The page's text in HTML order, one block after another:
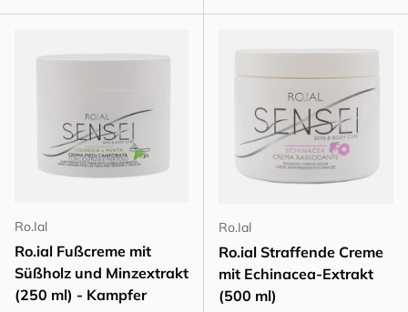
Ro.Ial
Ro.ial Fußcreme mit
Süßholz und Minzextrakt
(250 ml) - Kampfer
Ro.Ial
Ro.ial Straffende Creme
mit Echinacea-Extrakt
(500 ml)